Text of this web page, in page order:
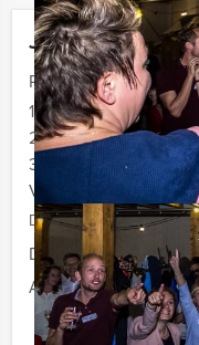
Jouw uitje
Prijs :
12 - 19 personen
20 - 29 personen
30 - 39 personen
Vanaf 40 personen
De prijzen zijn exclusief
Duur:
4 uur
Aantal:
Minimaal